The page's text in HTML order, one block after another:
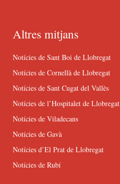
Altres mitjans
Notícies de Sant Boi de Llobregat
Notícies de Cornellà de Llobregat
Notícies de Sant Cugat del Vallès
Notícies de l’Hospitalet de Llobregat
Notícies de Viladecans
Notícies de Gavà
Notícies d’El Prat de Llobregat
Notícies de Rubí